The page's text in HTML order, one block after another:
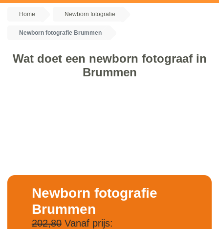
Home Newborn fotografie
Newborn fotografie Brummen
Wat doet een newborn fotograaf in
Brummen
Newborn fotografie
Brummen
202,80Vanaf prijs: